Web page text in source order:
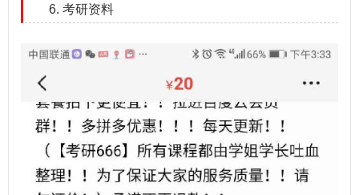
6. 考研资料